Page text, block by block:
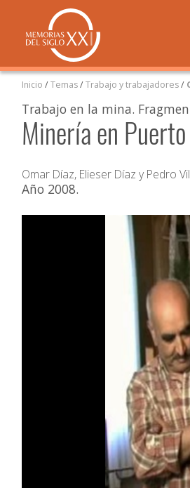
Inicio /Temas/Trabajo y trabajadores/
Trabajo en la mina.
Minería en
Omar Díaz, Elieser Díaz y Pedro
Año 2008.